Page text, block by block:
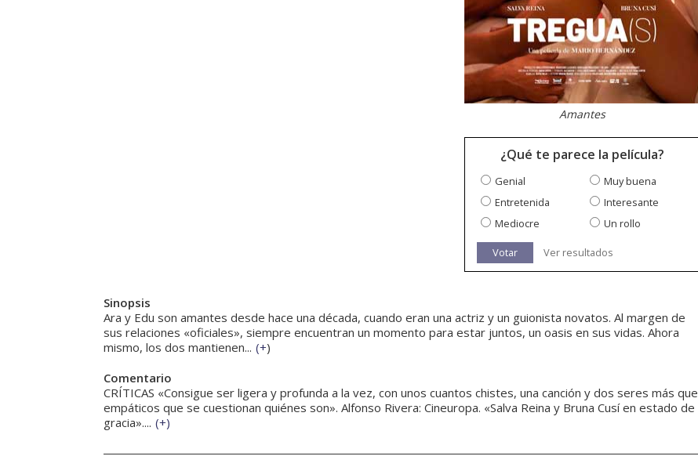
Amantes
¿Qué te parece la película?
Genial
Muy buena
Entretenida
Interesante
Mediocre
Un rollo
Votar Ver resultados
Sinopsis
Ara y Edu son amantes desde hace una década, cuando eran una actriz y un guionista novatos. Al margen de
sus relaciones «oficiales», siempre encuentran un momento para estar juntos, un oasis en sus vidas. Ahora
mismo, los dos mantienen... (+)
Comentario
CRÍTICAS «Consigue ser ligera y profunda a la vez, con unos cuantos chistes, una canción y dos seres más que
empáticos que se cuestionan quiénes son». Alfonso Rivera: Cineuropa. «Salva Reina y Bruna Cusí en estado de
gracia».... (+)